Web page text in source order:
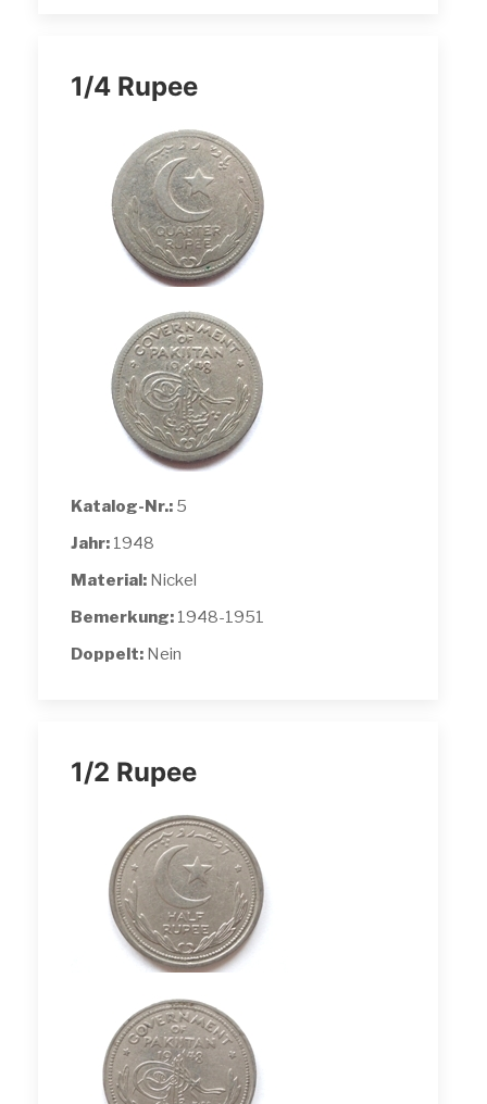
1/4 Rupee
Katalog-Nr.: 5
Jahr: 1948
Material: Nickel
Bemerkung: 1948-1951
Doppelt: Nein
1/2 Rupee